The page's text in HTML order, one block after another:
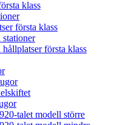
klass
första klass
stationer
första klass
talet modell större